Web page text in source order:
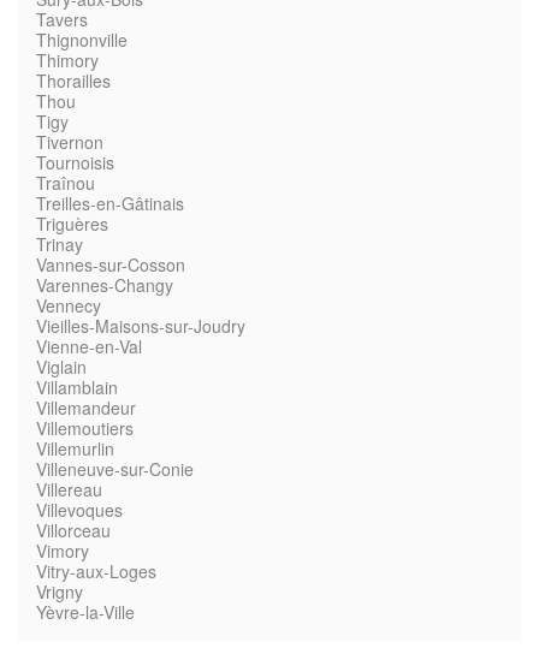
Tavers
Thignonville
Thimory
Thorailles
Thou
Tigy
Tivernon
Tournoisis
Traînou
Treilles-en-Gâtinais
Triguères
Trinay
Vannes-sur-Cosson
Varennes-Changy
Vennecy
Vieilles-Maisons-sur-Joudry
Vienne-en-Val
Viglain
Villamblain
Villemandeur
Villemoutiers
Villemurlin
Villeneuve-sur-Conie
Villereau
Villevoques
Villorceau
Vimory
Vitry-aux-Loges
Vrigny
Yèvre-la-Ville